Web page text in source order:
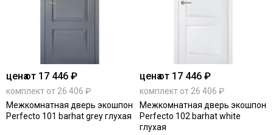
ценаот 17 446 ₽
комплект от 26 406 ₽
Межкомнатная дверь экошпон
Perfecto 101 barhat grey глухая
ценаот 17 446 ₽
комплект от 26 406 ₽
Межкомнатная дверь экошпон
Perfecto 102 barhat white
глухая